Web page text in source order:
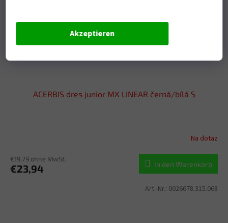
Akzeptieren
ACERBIS dres junior MX LINEAR černá/bílá S
Na dotaz
€19,79 ohne MwSt.
€23,94 In den Warenkorb
Art.-Nr.: 0026678.315.068